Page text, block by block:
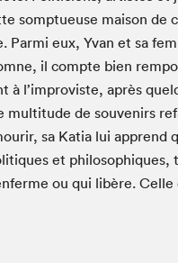
à voix haute du Salon du
Salon
branchée
somptueuse mai­son
Par­mi eux, Yvan et sa
il compte bien
à l’improviste, après
mul­ti­tude de sou­venirs
sa Katia lui apprend
et
ou qui libère.